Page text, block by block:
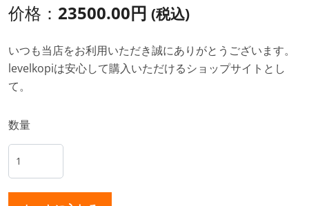
价格： 23500.00円 (税込)
いつも当店をお利用いただき誠にありがとうございます。
levelkopiは安心して購入いただけるショップサイトとし
て。
数量